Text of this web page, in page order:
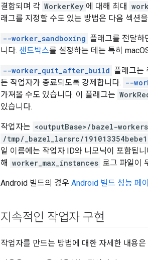
결합되며 각 WorkerKey 에 대해 최대
래그를 지정할 수도 있는 방법은 다음 섹션
--worker_sandboxing 플래그를 전달하
니다. 샌드박스를 설정하는 데는 특히
--worker_quit_after_build 플래그는
든 작업자가 종료되도록 강제합니다. --
가져올 수도 있습니다. 이 플래그는
있습니다.
작업자는 <outputBase>/bazel-workers
/tmp/_bazel_larsrc/
일 이름에는 작업자 ID와 니모닉이 포함됩
해 worker_max_instances 로그 파일이
Android 빌드의 경우 Android 빌드 성능 페
지속적인 작업자 구현
작업자를 만드는 방법에 대한 자세한 내용은